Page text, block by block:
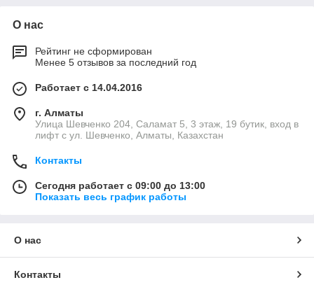
О нас
Рейтинг не сформирован
Менее 5 отзывов за последний год
Работает с 14.04.2016
г. Алматы
​Улица Шевченко 204, Саламат 5, ​3 этаж, 19 бутик, вход в
лифт с ул. Шевченко, Алматы, Казахстан
Контакты
Сегодня работает с 09:00 до 13:00
Показать весь график работы
О нас
Контакты